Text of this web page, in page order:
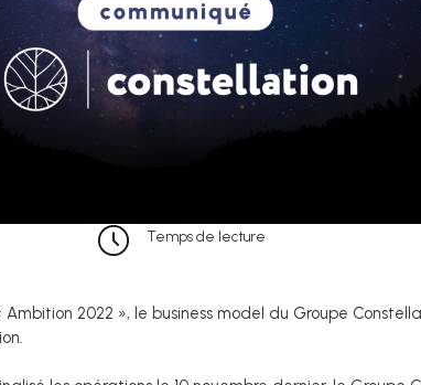
Temps de lecture
2022 », le business model du Groupe